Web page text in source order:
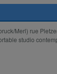
Merl) rue
studio